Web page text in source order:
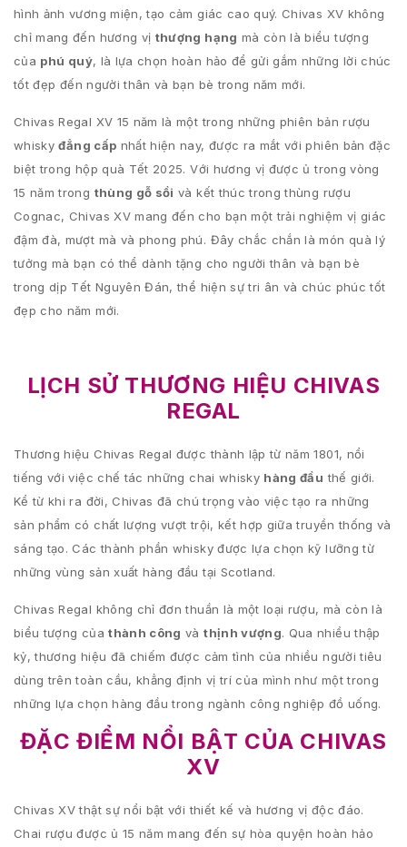
hình ảnh vương miện, tạo cảm giác cao quý. Chivas XV không
chỉ mang đến hương vị thượng hạng mà còn là biểu tượng
của phú quý, là lựa chọn hoàn hảo để gửi gắm những lời chúc
tốt đẹp đến người thân và bạn bè trong năm mới.
Chivas Regal XV 15 năm là một trong những phiên bản rượu
whiskyđẳng cấp nhất hiện nay, được ra mắt với phiên bản đặc
biệt trong hộp quà Tết 2025. Với hương vị được ủ trong vòng
15 năm trong thùng gỗ sồi và kết thúc trong thùng rượu
Cognac, Chivas XV mang đến cho bạn một trải nghiệm vị giác
đậm đà, mượt mà và phong phú. Đây chắc chắn là món quà lý
tưởng mà bạn có thể dành tặng cho người thân và bạn bè
trong dịp Tết Nguyên Đán, thể hiện sự tri ân và chúc phúc tốt
đẹp cho năm mới.
LỊCH SỬ THƯƠNG HIỆU CHIVAS
REGAL
Thương hiệu Chivas Regal được thành lập từ năm 1801, nổi
tiếng với việc chế tác những chai whisky hàng đầu thế giới.
Kể từ khi ra đời, Chivas đã chú trọng vào việc tạo ra những
sản phẩm có chất lượng vượt trội, kết hợp giữa truyền thống và
sáng tạo. Các thành phần whisky được lựa chọn kỹ lưỡng từ
những vùng sản xuất hàng đầu tại Scotland.
Chivas Regal không chỉ đơn thuần là một loại rượu, mà còn là
biểu tượng củathành công vàthịnh vượng. Qua nhiều thập
kỷ, thương hiệu đã chiếm được cảm tình của nhiều người tiêu
dùng trên toàn cầu, khẳng định vị trí của mình như một trong
những lựa chọn hàng đầu trong ngành công nghiệp đồ uống.
ĐẶC ĐIỂM NỔI BẬT CỦA CHIVAS
XV
Chivas XV thật sự nổi bật với thiết kế và hương vị độc đáo.
Chai rượu được ủ 15 năm mang đến sự hòa quyện hoàn hảo